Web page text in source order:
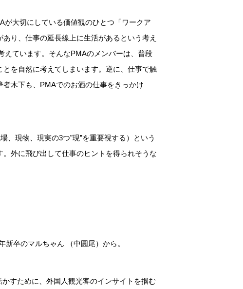
大切にしている価値観のひとつ「ワークア
り、仕事の延長線上に生活があるという考え
えています。そんなPMAのメンバーは、普段
を自然に考えてしまいます。逆に、仕事で触
木下も、PMAでのお酒の仕事をきっかけ
現物、現実の3つ”現”を重要視する）という
外に飛び出して仕事のヒントを得られそうな
卒のマルちゃん （中圓尾）から。
すために、外国人観光客のインサイトを掴む